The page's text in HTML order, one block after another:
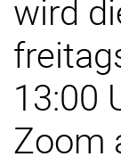
Studien im
Prolific-Studie
wird
13:00
Zoom